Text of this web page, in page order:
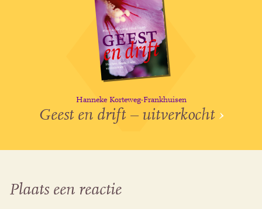
Hanneke Korteweg-Frankhuisen
Geest en drift – uitverkocht ›
Plaats een reactie